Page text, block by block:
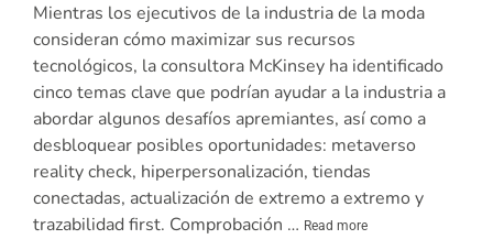
Mientras los ejecutivos de la industria de la moda
consideran cómo maximizar sus recursos
tecnológicos, la consultora McKinsey ha identificado
cinco temas clave que podrían ayudar a la industria a
abordar algunos desafíos apremiantes, así como a
desbloquear posibles oportunidades: metaverso
reality check, hiperpersonalización, tiendas
conectadas, actualización de extremo a extremo y
trazabilidad first. Comprobación … Read more